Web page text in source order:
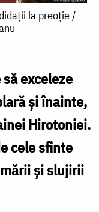
la preoție /
exceleze
și înainte,
Hirotoniei.
cele sfinte
și slujirii